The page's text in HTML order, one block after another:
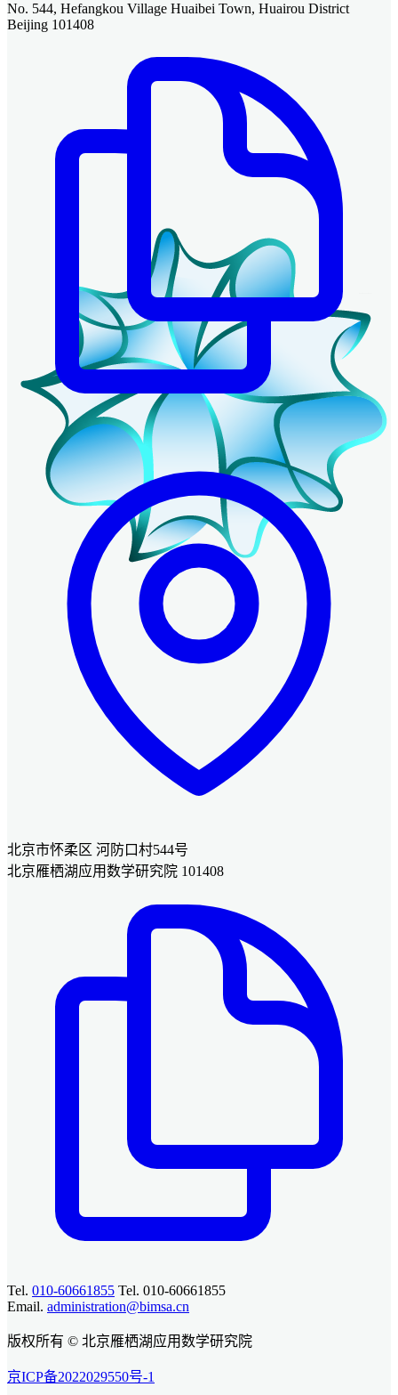
No. 544, Hefangkou Village Huaibei Town, Huairou District
Beijing 101408
北京市怀柔区 河防口村544号
北京雁栖湖应用数学研究院 101408
Tel. 010-60661855 Tel. 010-60661855
Email. administration@bimsa.cn
版权所有 © 北京雁栖湖应用数学研究院
京ICP备2022029550号-1